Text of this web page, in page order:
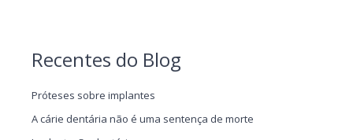
Recentes do Blog
Próteses sobre implantes
A cárie dentária não é uma sentença de morte